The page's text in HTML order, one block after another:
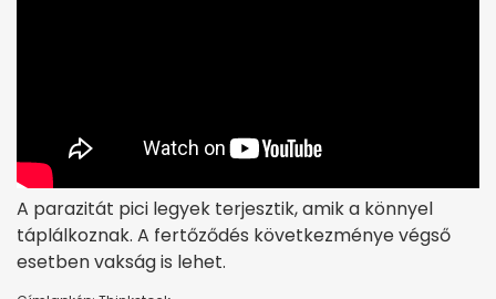
A parazitát pici legyek terjesztik, amik a könnyel
táplálkoznak. A fertőződés következménye végső
esetben vakság is lehet.